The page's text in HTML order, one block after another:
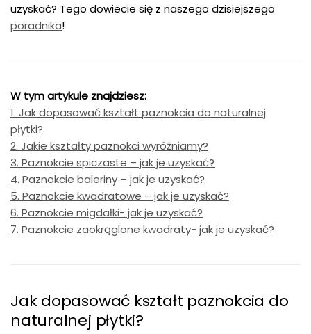
uzyskać? Tego dowiecie się z naszego dzisiejszego
poradnika!
W tym artykule znajdziesz:
1. Jak dopasować kształt paznokcia do naturalnej
płytki?
2. Jakie kształty paznokci wyróżniamy?
3. Paznokcie spiczaste – jak je uzyskać?
4. Paznokcie baleriny – jak je uzyskać?
5. Paznokcie kwadratowe – jak je uzyskać?
6. Paznokcie migdałki- jak je uzyskać?
7. Paznokcie zaokrąglone kwadraty- jak je uzyskać?
Jak dopasować kształt paznokcia do
naturalnej płytki?